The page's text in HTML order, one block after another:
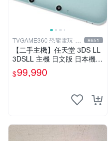
TVGAME360 恐龍電玩-台
中店
8651
【二手主機】任天堂 3DS LL
3DSLL 主機 日文版 日本機
日規機 薄荷白 附充電器 裸裝
【台中恐龍電玩】
$99,990